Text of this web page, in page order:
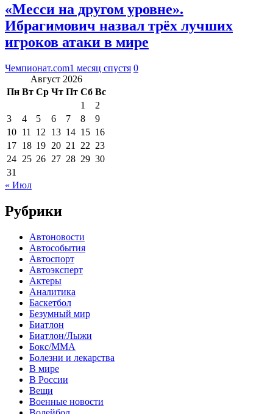
«Месси на другом уровне».
Ибрагимович назвал трёх лучших
игроков атаки в мире
Чемпионат.com1 месяц спустя 0
Август 2026
Пн Вт Ср Чт Пт Сб Вс
1
2
3
4 5 6 7 8
9
10 11 12 13 14 15 16
17 18 19 20 21 22 23
24 25 26 27 28 29 30
31
« Июл
Рубрики
Автоновости
Автособытия
Автоспорт
Автоэксперт
Актеры
Аналитика
Баскетбол
Безумный мир
Биатлон
Биатлон/Лыжи
Бокс/MMA
Болезни и лекарства
В мире
В России
Вещи
Военные новости